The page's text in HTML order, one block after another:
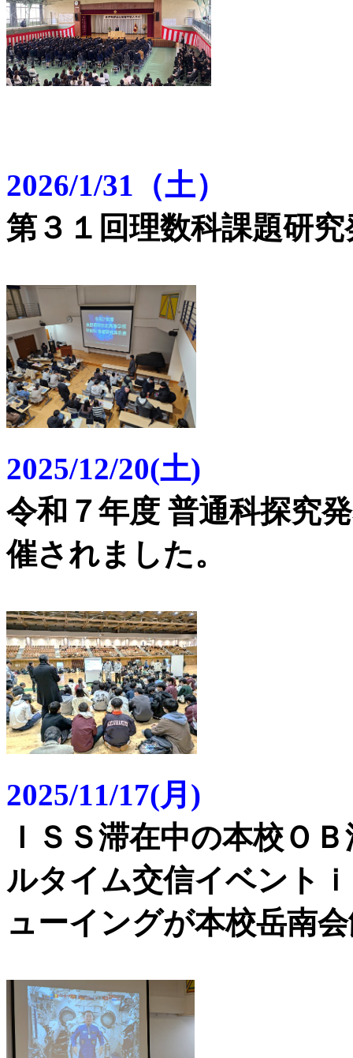
2026/1/31（土）
第３１回理数科課題研
2025/12/20(土)
令和７年度 普通科探究
催されました。
2025/11/17(月)
ＩＳＳ滞在中の本校Ｏ
ルタイム交信イベント
ューイングが本校岳南